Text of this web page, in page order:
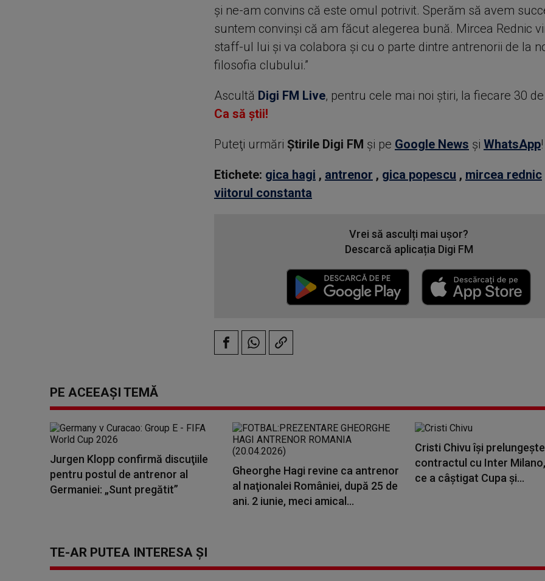
și ne-am convins că este omul potrivit. Sperăm să avem
suntem convinși că am făcut alegerea bună. Mircea Rednic
staff-ul lui și va colabora și cu o parte dintre antrenorii de la
filosofia clubului.”
Ascultă Digi FM Live, pentru cele mai noi știri, la fiecare 30
Ca să știi!
Puteţi urmări Știrile Digi FM şi pe Google News şi WhatsApp!
Etichete: gica hagi , antrenor , gica popescu , mircea rednic
viitorul constanta
Vrei să asculți mai ușor?
Descarcă aplicația Digi FM
PE ACEEAȘI TEMĂ
Jurgen Klopp confirmă discuţiile
pentru postul de antrenor al
Germaniei: „Sunt pregătit”
Gheorghe Hagi revine ca antrenor
al naţionalei României, după 25 de
ani. 2 iunie, meci amical...
Cristi Chivu își prelungește
contractul cu Inter
ce a câștigat Cupa și...
TE-AR PUTEA INTERESA ȘI